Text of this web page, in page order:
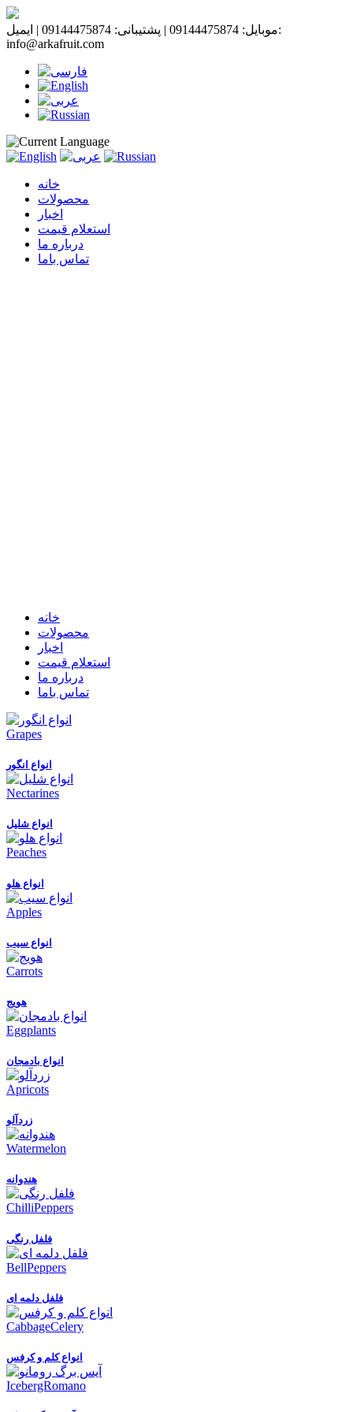
موبایل: 09144475874 | پشتیبانی: 09144475874 | ایمیل:
info@arkafruit.com
خانه
محصولات
اخبار
استعلام قیمت
درباره ما
تماس باما
خانه
محصولات
اخبار
استعلام قیمت
درباره ما
تماس باما
Grapes
انواع انگور
Nectarines
انواع شلیل
Peaches
انواع هلو
Apples
انواع سیب
Carrots
هویج
Eggplants
انواع بادمجان
Apricots
زردآلو
Watermelon
هندوانه
ChilliPeppers
فلفل رنگی
BellPeppers
فلفل دلمه ای
CabbageCelery
انواع کلم و کرفس
IcebergRomano